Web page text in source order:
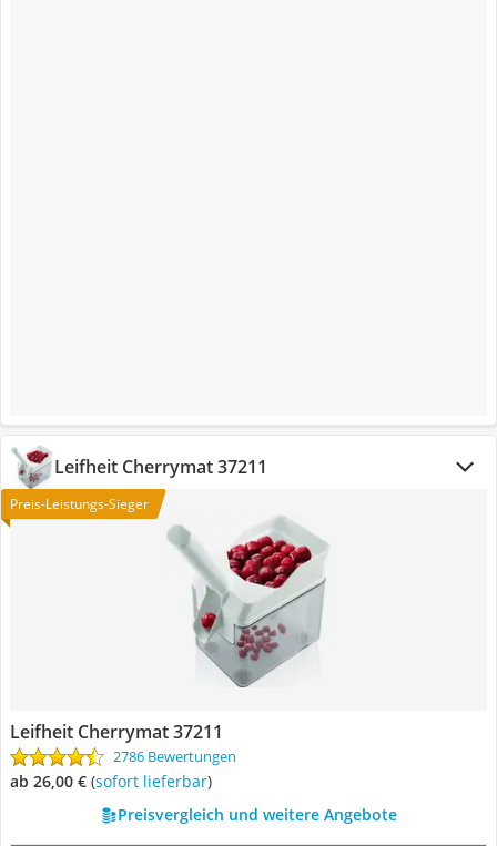
Leifheit Cherrymat 37211
Preis-Leistungs-Sieger
Leifheit Cherrymat 37211
2786 Bewertungen
ab 26,00 € ( Sofort lieferbar)
Preisvergleich und weitere Angebote